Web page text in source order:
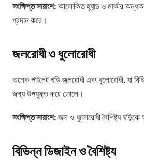
সংক্ষিপ্ত সারাংশ: আলোকিত হ্যান্ড ও মার্কার
প্রদান করে।
জলরোধী ও ধুলোরোধী
অনেক পাইলট ঘড়ি জলরোধী এবং ধুলোরোধী, যা
জন্য উপযুক্ত করে তোলে।
সংক্ষিপ্ত সারাংশ: জল ও ধুলোরোধী বৈশিষ্ট্য
বিভিন্ন ডিজাইন ও বৈশিষ্ট্য